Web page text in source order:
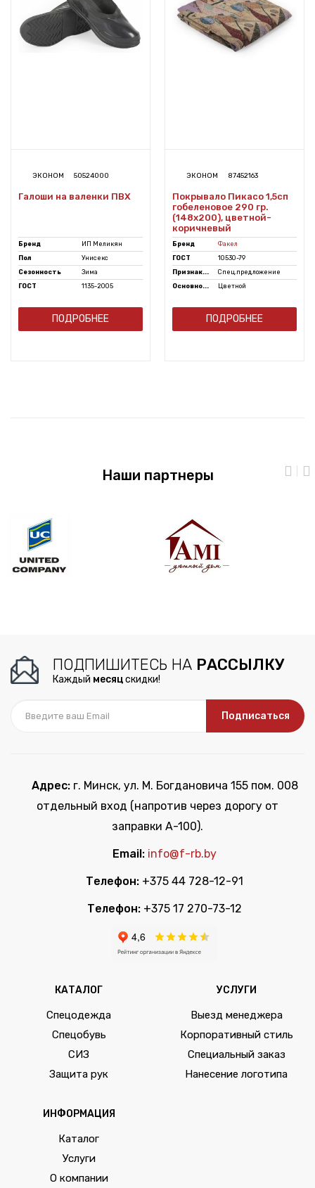
ЭКОНОМ 50524000
Галоши на валенки ПВХ
Бренд
ИП Меликян
Пол
Унисекс
Сезонность
Зима
ГОСТ
1135-2005
ПОДРОБНЕЕ
ЭКОНОМ 87452163
Покрывало Пикасо 1,5сп
гобеленовое 290 гр.
(148х200), цветной-
коричневый
Бренд
Факел
ГОСТ
10530-79
Признак...
Спец.предложение
Основно...
Цветной
ПОДРОБНЕЕ
Наши партнеры
ПОДПИШИТЕСЬ НА РАССЫЛКУ
Каждый месяцскидки!
Подписаться
Адрес:г. Минск, ул. М. Богдановича 155 пом. 008
отдельный вход (напротив через дорогу от
заправки А-100).
Email: info@f-rb.by
Телефон: +375 44 728-12-91
Телефон: +375 17 270-73-12
КАТАЛОГ
Спецодежда
Спецобувь
СИЗ
Защита рук
УСЛУГИ
Выезд менеджера
Корпоративный стиль
Специальный заказ
Нанесение логотипа
ИНФОРМАЦИЯ
Каталог
Услуги
О компании